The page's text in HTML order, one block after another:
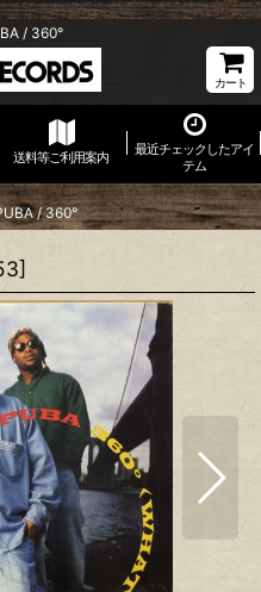
/ 360°
カート
送料等ご利用案内
最近チェックしたアイ
テム
/ 360°
]